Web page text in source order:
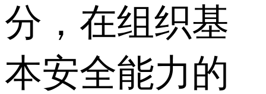
分，在组织基
本安全能力的